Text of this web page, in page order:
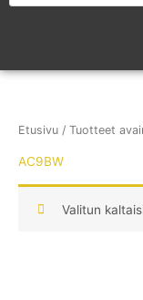
Etusivu / Tuotteet
AC9BW
Valitun